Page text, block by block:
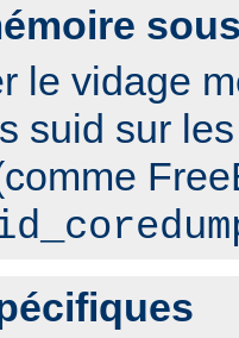
le vidage
suid sur